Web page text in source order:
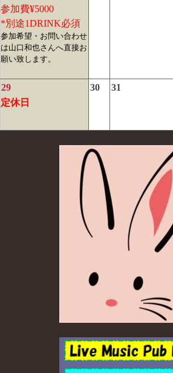
参加費¥5000
*別途1DRINK必須
参加希望・お問い合わせ
は山口和也さんへ直接お
願い致します。
29
定休日
30 31